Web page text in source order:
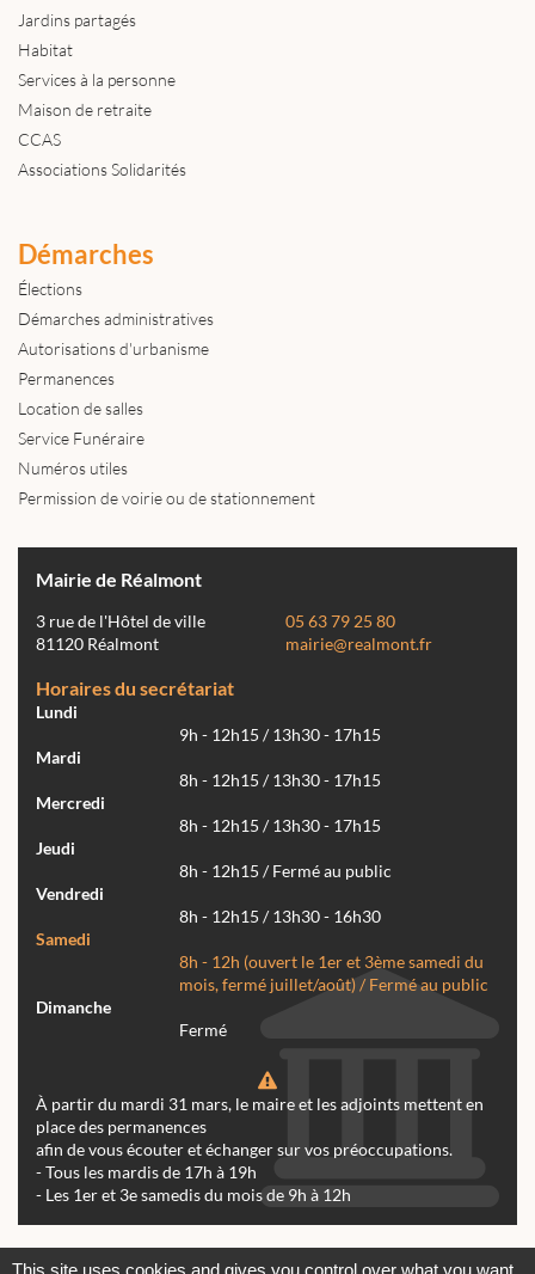
Jardins partagés
Habitat
Services à la personne
Maison de retraite
CCAS
Associations Solidarités
Démarches
Élections
Démarches administratives
Autorisations d'urbanisme
Permanences
Location de salles
Service Funéraire
Numéros utiles
Permission de voirie ou de stationnement
Mairie de Réalmont
3 rue de l'Hôtel de ville
81120 Réalmont
05 63 79 25 80
mairie@realmont.fr
Horaires du secrétariat
Lundi
9h - 12h15 / 13h30 - 17h15
Mardi
8h - 12h15 / 13h30 - 17h15
Mercredi
8h - 12h15 / 13h30 - 17h15
Jeudi
8h - 12h15 / Fermé au public
Vendredi
8h - 12h15 / 13h30 - 16h30
Samedi
8h - 12h (ouvert le 1er et 3ème samedi du
mois, fermé juillet/août) / Fermé au public
Dimanche
Fermé
À partir du mardi 31 mars, le maire et les adjoints mettent en
place des permanences
afin de vous écouter et échanger sur vos préoccupations.
- Tous les mardis de 17h à 19h
- Les 1er et 3e samedis du mois de 9h à 12h
This site uses cookies and gives you control over what you want